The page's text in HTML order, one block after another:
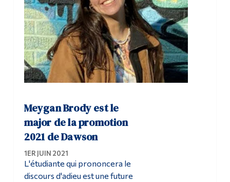
Meygan Brody est le
major de la promotion
2021 de Dawson
1ER JUIN 2021
L'étudiante qui prononcera le
discours d'adieu est une future